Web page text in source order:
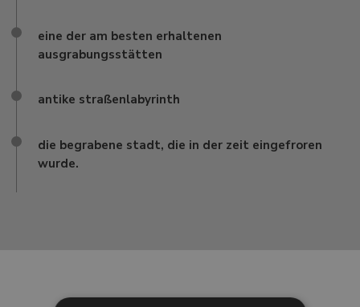
eine der am besten erhaltenen
ausgrabungsstätten
antike straßenlabyrinth
die begrabene stadt, die in der zeit eingefroren
wurde.